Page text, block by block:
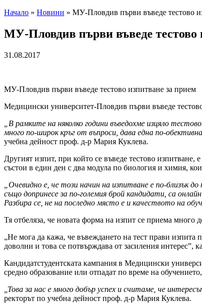
Начало » Новини » МУ-Пловдив първи въведе тестово
МУ-Пловдив първи въведе тестово
31.08.2017
МУ-Пловдив първи въведе тестово изпитване за прием
Медицински университет-Пловдив първи въведе
„В рамките на няколко години въведохме изцяло
много по-широк кръг от въпроси, дава една по-
учебна дейност проф. д-р Мария Куклева.
Другият изпит, при който се въведе тестово
състои в един ден с два модула по биология и химия,
„Очевидно е, че този начин на изпитване е по-близък
също допринесе за по-големия брой кандидати, са
Разбира се, не на последно място е и качеството на
Тя отбеляза, че новата форма на изпит се приема много
„Не мога да кажа, че въвеждането на тест прави изпита
доволни и това се потвърждава от засиления интерес”,
Кандидатстудентската кампания в Медицински
средно образование или отпадат по време на
„Това за нас е много добър успех и считаме, че
ректорът по учебна дейност проф. д-р Мария Куклева.